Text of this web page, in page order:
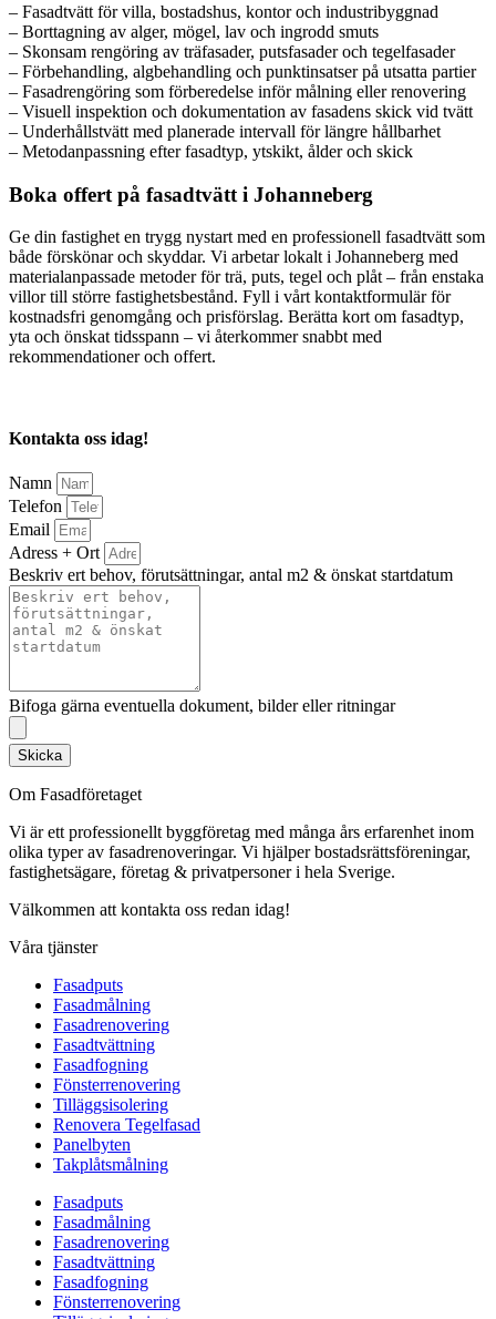
– Fasadtvätt för villa, bostadshus, kontor och industribyggnad
– Borttagning av alger, mögel, lav och ingrodd smuts
– Skonsam rengöring av träfasader, putsfasader och tegelfasader
– Förbehandling, algbehandling och punktinsatser på utsatta partier
– Fasadrengöring som förberedelse inför målning eller renovering
– Visuell inspektion och dokumentation av fasadens skick vid tvätt
– Underhållstvätt med planerade intervall för längre hållbarhet
– Metodanpassning efter fasadtyp, ytskikt, ålder och skick
Boka offert på fasadtvätt i Johanneberg
Ge din fastighet en trygg nystart med en professionell fasadtvätt som
både förskönar och skyddar. Vi arbetar lokalt i Johanneberg med
materialanpassade metoder för trä, puts, tegel och plåt – från enstaka
villor till större fastighetsbestånd. Fyll i vårt kontaktformulär för
kostnadsfri genomgång och prisförslag. Berätta kort om fasadtyp,
yta och önskat tidsspann – vi återkommer snabbt med
rekommendationer och offert.
Kontakta oss idag!
Namn
Telefon
Email
Adress + Ort
Beskriv ert behov, förutsättningar, antal m2 & önskat startdatum
Bifoga gärna eventuella dokument, bilder eller ritningar
Skicka
Om Fasadföretaget
Vi är ett professionellt byggföretag med många års erfarenhet inom
olika typer av fasadrenoveringar. Vi hjälper bostadsrättsföreningar,
fastighetsägare, företag & privatpersoner i hela Sverige.
Välkommen att kontakta oss redan idag!
Våra tjänster
Fasadputs
Fasadmålning
Fasadrenovering
Fasadtvättning
Fasadfogning
Fönsterrenovering
Tilläggsisolering
Renovera Tegelfasad
Panelbyten
Takplåtsmålning
Fasadputs
Fasadmålning
Fasadrenovering
Fasadtvättning
Fasadfogning
Fönsterrenovering